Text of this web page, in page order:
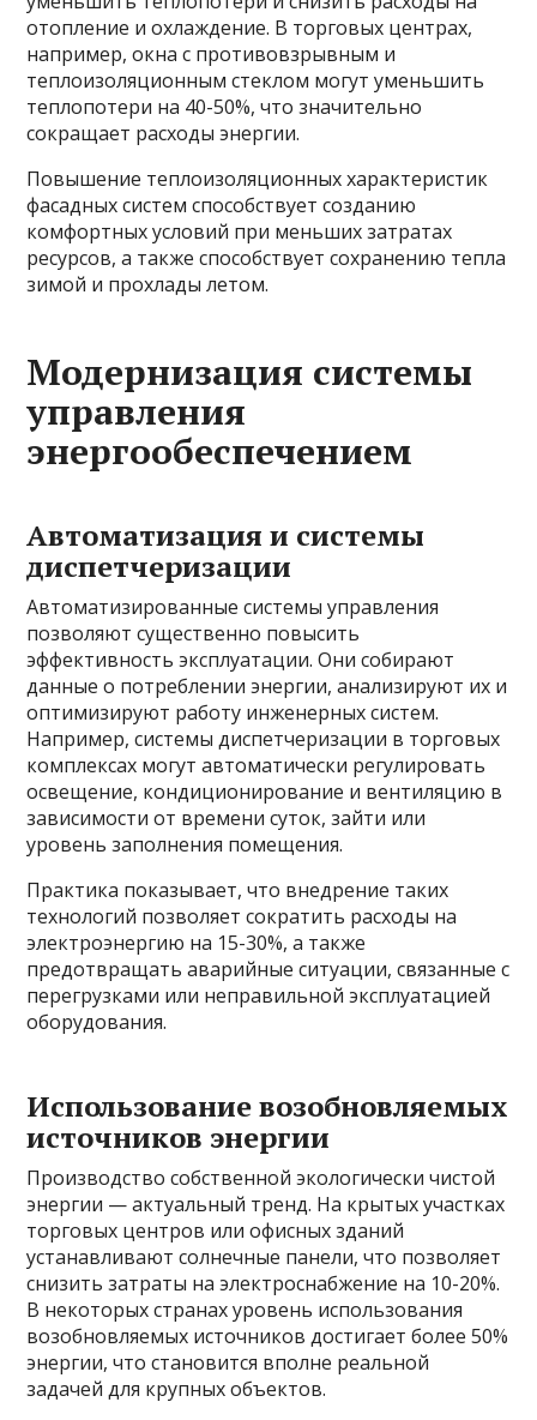
отопление и охлаждение. В торговых центрах,
например, окна с противовзрывным и
теплоизоляционным стеклом могут уменьшить
теплопотери на 40-50%, что значительно
сокращает расходы энергии.
Повышение теплоизоляционных характеристик
фасадных систем способствует созданию
комфортных условий при меньших затратах
ресурсов, а также способствует сохранению тепла
зимой и прохлады летом.
Модернизация системы
управления
энергообеспечением
Автоматизация и системы
диспетчеризации
Автоматизированные системы управления
позволяют существенно повысить
эффективность эксплуатации. Они собирают
данные о потреблении энергии, анализируют их и
оптимизируют работу инженерных систем.
Например, системы диспетчеризации в торговых
комплексах могут автоматически регулировать
освещение, кондиционирование и вентиляцию в
зависимости от времени суток, зайти или
уровень заполнения помещения.
Практика показывает, что внедрение таких
технологий позволяет сократить расходы на
электроэнергию на 15-30%, а также
предотвращать аварийные ситуации, связанные с
перегрузками или неправильной эксплуатацией
оборудования.
Использование возобновляемых
источников энергии
Производство собственной экологически чистой
энергии — актуальный тренд. На крытых участках
торговых центров или офисных зданий
устанавливают солнечные панели, что позволяет
снизить затраты на электроснабжение на 10-20%.
В некоторых странах уровень использования
возобновляемых источников достигает более 50%
энергии, что становится вполне реальной
задачей для крупных объектов.